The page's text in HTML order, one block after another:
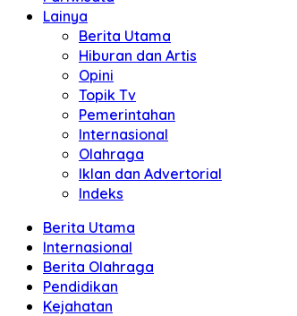
Lainya
Berita Utama
Hiburan dan Artis
Opini
Topik Tv
Pemerintahan
Internasional
Olahraga
Iklan dan Advertorial
Indeks
Berita Utama
Internasional
Berita Olahraga
Pendidikan
Kejahatan